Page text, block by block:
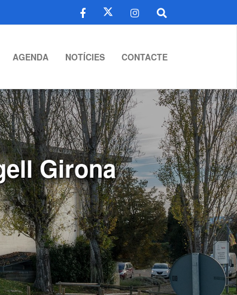
AGENDA NOTÍCIES CONTACTE
Girona